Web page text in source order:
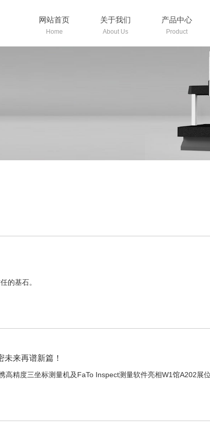
网站首页
Home
关于我们
About Us
产品中心
Product
的基石。
来再谱新篇！
高精度三坐标测量机及FaTo Inspect测量软件亮相W1馆A202展